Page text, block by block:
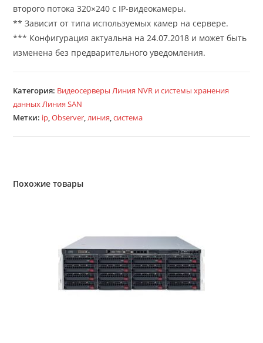
второго потока 320×240 с IP-видеокамеры.
** Зависит от типа используемых камер на сервере.
*** Конфигурация актуальна на 24.07.2018 и может быть
изменена без предварительного уведомления.
Категория: Видеосерверы Линия NVR и системы хранения
данных Линия SAN
Метки: ip,Observer,линия,система
Похожие товары